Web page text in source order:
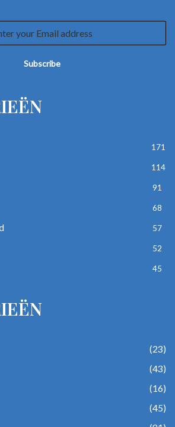
171
114
91
68
57
52
45
(23)
(43)
(16)
(45)